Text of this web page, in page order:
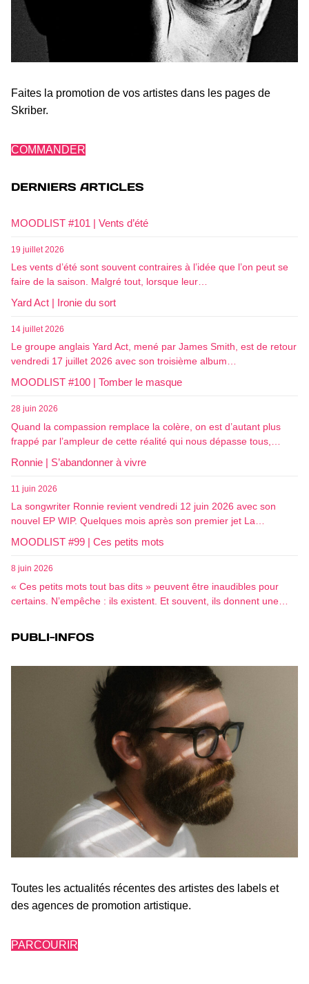
Faites la promotion de vos artistes dans les pages de
Skriber.
COMMANDER
DERNIERS ARTICLES
MOODLIST #101 | Vents d’été
19 juillet 2026
Les vents d’été sont souvent contraires à l’idée que l’on peut se
faire de la saison. Malgré tout, lorsque leur…
Yard Act | Ironie du sort
14 juillet 2026
Le groupe anglais Yard Act, mené par James Smith, est de retour
vendredi 17 juillet 2026 avec son troisième album…
MOODLIST #100 | Tomber le masque
28 juin 2026
Quand la compassion remplace la colère, on est d’autant plus
frappé par l’ampleur de cette réalité qui nous dépasse tous,…
Ronnie | S’abandonner à vivre
11 juin 2026
La songwriter Ronnie revient vendredi 12 juin 2026 avec son
nouvel EP WIP. Quelques mois après son premier jet La…
MOODLIST #99 | Ces petits mots
8 juin 2026
« Ces petits mots tout bas dits » peuvent être inaudibles pour
certains. N’empêche : ils existent. Et souvent, ils donnent une…
PUBLI-INFOS
Toutes les actualités récentes des artistes des labels et
des agences de promotion artistique.
PARCOURIR